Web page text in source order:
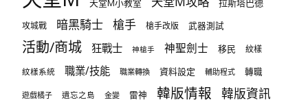
天堂M小教室 拉斯塔巴德
攻城戰 暗黑騎士 槍手 槍手改版 武器測試
活動/商城 狂戰士 神槍手 神聖劍士 移民 紋樣
紋樣系統 職業/技能 職業轉換 資料設定 輔助程式 轉職
遊戲橘子 遺忘之島 金變 雷神 韓版情報 韓版資訊